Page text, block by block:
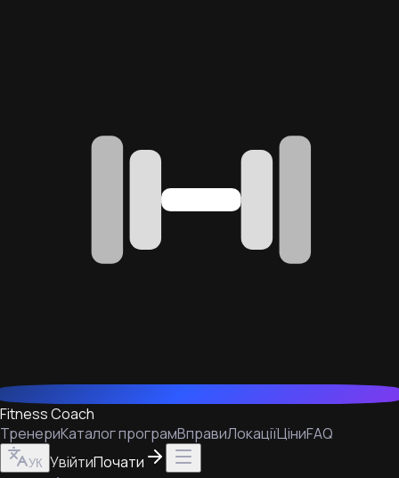
Fitness Coach
ТренериКаталог програмВправиЛокаціїЦіниFAQ
УК УвійтиПочати